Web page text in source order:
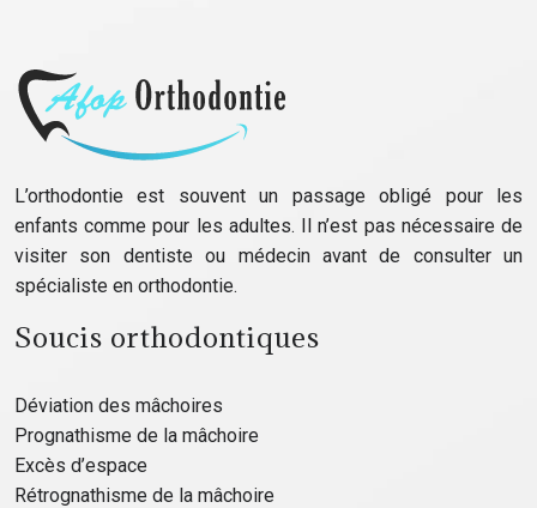
L’orthodontie est souvent un passage obligé pour les
enfants comme pour les adultes. Il n’est pas nécessaire de
visiter son dentiste ou médecin avant de consulter un
spécialiste en orthodontie.
Soucis orthodontiques
Déviation des mâchoires
Prognathisme de la mâchoire
Excès d’espace
Rétrognathisme de la mâchoire